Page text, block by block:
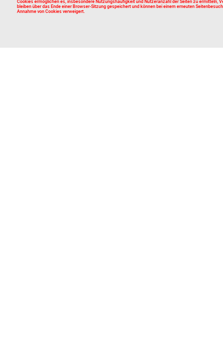
Cookies ermöglichen es, insbesondere Nutzungshäufigkeit und Nutzeranzahl der Seiten zu
bleiben über das Ende einer Browser-Sitzung gespeichert und können bei einem erneuten
Annahme von Cookies verweigert.